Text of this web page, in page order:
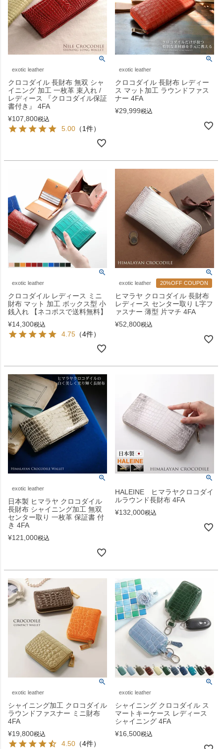
exotic leather
クロコダイル 長財布 無双 シャ
イニング 加工 一枚革 束入れ /
レディース 『クロコダイル保証
書付き』 4FA
¥107,800税込
5.00 （1件）
exotic leather
クロコダイル 長財布 レディー
ス マット加工 ラウンドファス
ナー 4FA
¥29,999税込
exotic leather
クロコダイル レディース ミニ
財布 マット 加工 ボックス型 小
銭入れ 【ネコポスで送料無料】
¥14,300税込
4.75 （4件）
exotic leather 20%OFF COUPON
ヒマラヤ クロコダイル 長財布
レディース センター取り L字フ
ァスナー 薄型 片マチ 4FA
¥52,800税込
exotic leather
日本製 ヒマラヤ クロコダイル
長財布 シャイニング加工 無双
センター取り 一枚革 保証書 付
き 4FA
¥121,000税込
HALEINE ヒマラヤクロコダイ
ルラウンド長財布 4FA
¥132,000税込
exotic leather
シャイニング加工 クロコダイル
ラウンドファスナー ミニ財布
4FA
¥19,800税込
4.50 （4件）
exotic leather
シャイニング クロコダイル ス
マートキーケース レディース
シャイニング 4FA
¥16,500税込